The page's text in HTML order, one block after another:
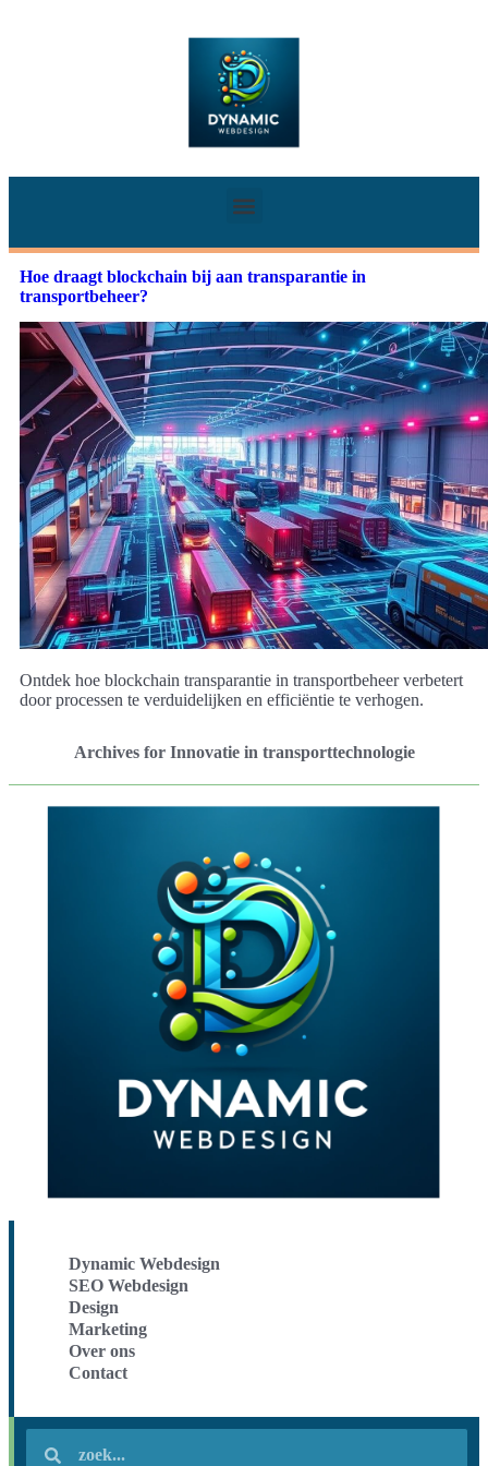
Hoe draagt blockchain bij aan transparantie in
transportbeheer?
Ontdek hoe blockchain transparantie in transportbeheer verbetert
door processen te verduidelijken en efficiëntie te verhogen.
Archives for Innovatie in transporttechnologie
Dynamic Webdesign
SEO Webdesign
Design
Marketing
Over ons
Contact